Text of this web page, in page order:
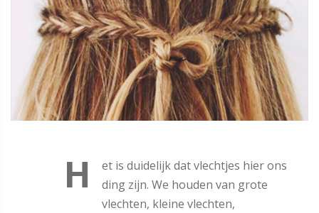
H
et is duidelijk dat vlechtjes hier ons
ding zijn. We houden van grote
vlechten, kleine vlechten,